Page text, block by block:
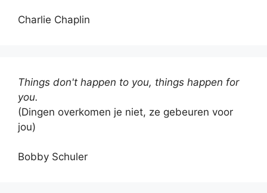
Charlie Chaplin
Things don't happen to you, things happen for
you.
(Dingen overkomen je niet, ze gebeuren voor
jou)
Bobby Schuler